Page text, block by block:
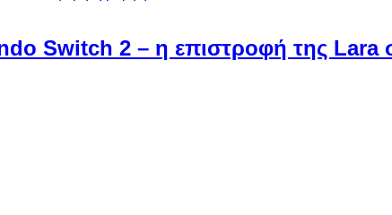
Switch 2 – η επιστροφή της